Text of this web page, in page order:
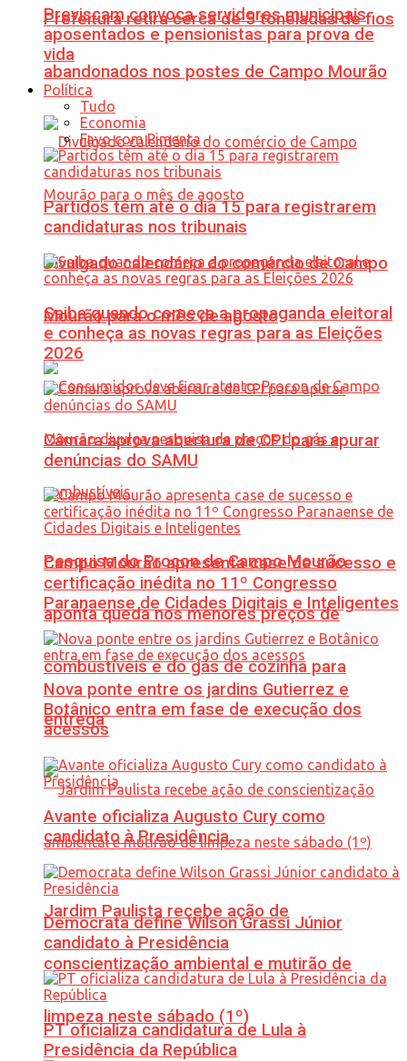
Prefeitura retira cerca de 5 toneladas de fios
abandonados nos postes de Campo Mourão
Divulgado calendário do comércio de Campo
Mourão para o mês de agosto
Pesquisa do Procon de Campo Mourão
aponta queda nos menores preços de
combustíveis e do gás de cozinha para
entrega
Jardim Paulista recebe ação de
conscientização ambiental e mutirão de
limpeza neste sábado (1º)
Previscam convoca servidores municipais
aposentados e pensionistas para prova de
vida
Política
Tudo
Economia
Favo com Pimenta
Partidos têm até o dia 15 para registrarem
candidaturas nos tribunais
Saiba quando começa a propaganda eleitoral
e conheça as novas regras para as Eleições
2026
Câmara aprova abertura de CPI para apurar
denúncias do SAMU
Campo Mourão apresenta case de sucesso e
certificação inédita no 11º Congresso
Paranaense de Cidades Digitais e Inteligentes
Nova ponte entre os jardins Gutierrez e
Botânico entra em fase de execução dos
acessos
Avante oficializa Augusto Cury como
candidato à Presidência
Democrata define Wilson Grassi Júnior
candidato à Presidência
PT oficializa candidatura de Lula à
Presidência da República